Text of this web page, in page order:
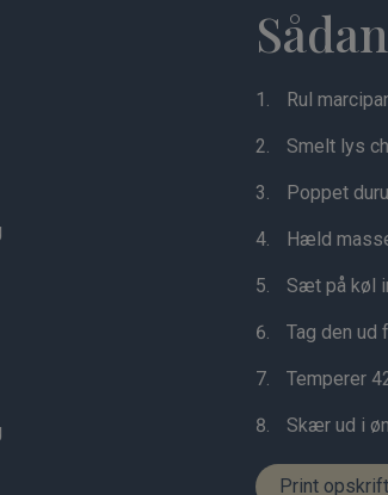
Rul
Smelt lys
Poppet
Hæld
Sæt på køl
Tag den ud
Temperer
Skær ud i
Print opskrift